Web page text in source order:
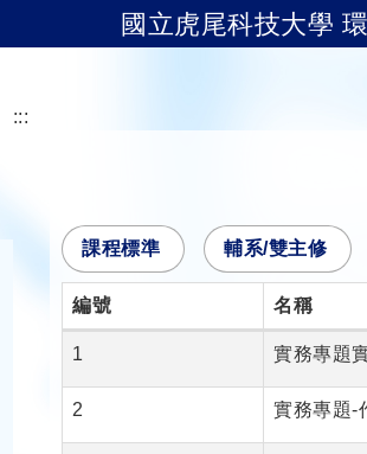
國立虎尾科技大學
:::
課程標準 輔系/雙主修
編號 名稱
1 實務專題
2 實務專題-